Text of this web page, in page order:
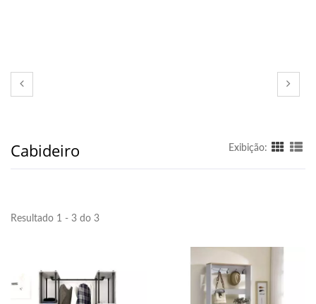
Cabideiro Exibição:
Resultado 1 - 3 do 3